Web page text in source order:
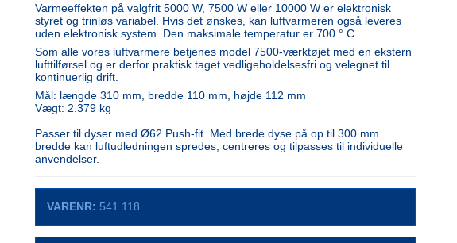
Varmeeffekten på valgfrit 5000 W, 7500 W eller 10000 W er elektronisk
styret og trinløs variabel. Hvis det ønskes, kan luftvarmeren også leveres
uden elektronisk system. Den maksimale temperatur er 700 ° C.
Som alle vores luftvarmere betjenes model 7500-værktøjet med en ekstern
lufttilførsel og er derfor praktisk taget vedligeholdelsesfri og velegnet til
kontinuerlig drift.
Mål: længde 310 mm, bredde 110 mm, højde 112 mm
Vægt: 2.379 kg
Passer til dyser med Ø62 Push-fit. Med brede dyse på op til 300 mm
bredde kan luftudledningen spredes, centreres og tilpasses til individuelle
anvendelser.
VARENR: 541.118